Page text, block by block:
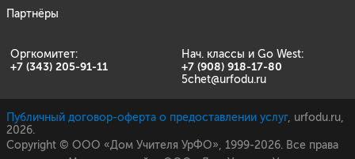
Партнёры
Оргкомитет: Нач. классы и Go West:
+7 (343) 205-91-11 +7 (908) 918-17-80
5chet@urfodu.ru
Публичный договор-оферта о предоставлении услуг, urfodu.ru,
2026.
Copyright © ООО «Дом Учителя УрФО», 1999-2026. Все права